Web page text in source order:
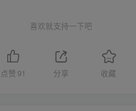
喜欢就支持一下吧
点赞 91 分享 收藏